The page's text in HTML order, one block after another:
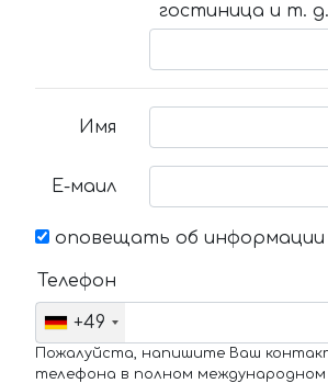
гостиница и т.
Имя
Е-маил
оповещать об информации
Телефон
+49
Пожалуйста, напишите Ваш
телефона в полном